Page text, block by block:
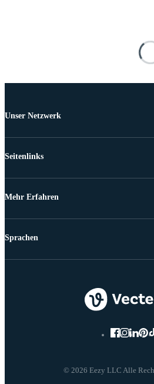
Unser Netzwerk
Seitenlinks
Mehr Erfahren
© 2026 Eezy LLC Alle
Sprachen